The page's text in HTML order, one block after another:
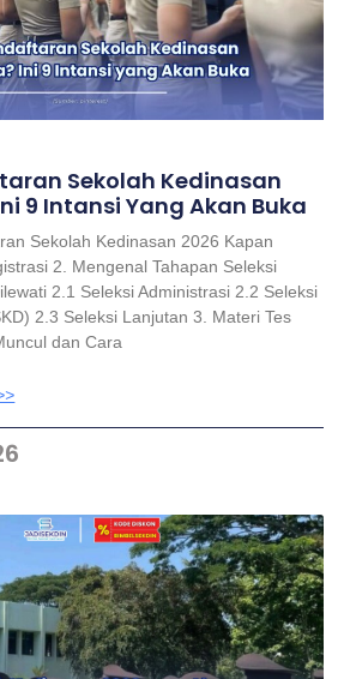
Sekolah Kedinasan
9 Intansi Yang Akan Buka
Sekolah Kedinasan 2026 Kapan
2. Mengenal Tahapan Seleksi
2.1 Seleksi Administrasi 2.2 Seleksi
2.3 Seleksi Lanjutan 3. Materi Tes
dan Cara